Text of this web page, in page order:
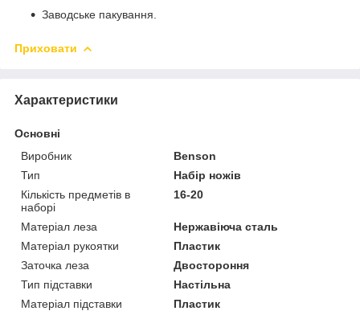
Заводське пакування.
Приховати
Характеристики
Основні
Виробник
Benson
Тип
Набір ножів
Кількість предметів в
наборі
16-20
Матеріал леза
Нержавіюча сталь
Матеріал рукоятки
Пластик
Заточка леза
Двостороння
Тип підставки
Настільна
Матеріал підставки
Пластик